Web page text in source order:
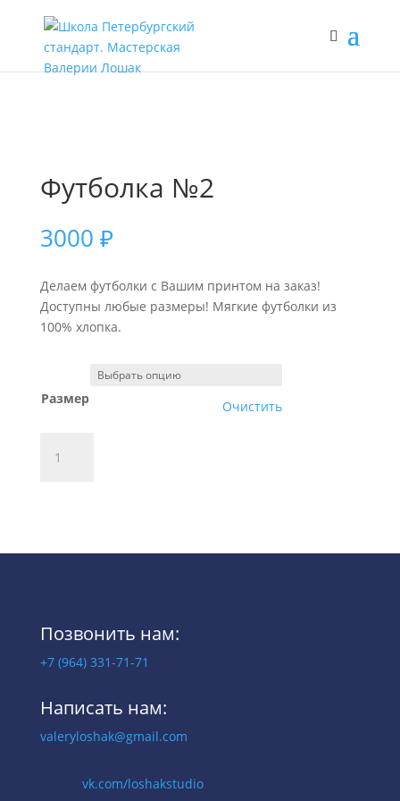
Футболка №2
3000 ₽
Делаем футболки с Вашим принтом на заказ!
Доступны любые размеры! Мягкие футболки из
100% хлопка.
Размер Очистить
товара
Позвонить нам:
+7 (964) 331-71-71
Написать нам:
valeryloshak@gmail.com
vk.com/loshakstudio